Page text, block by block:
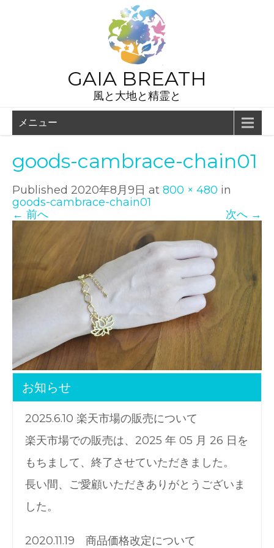
GAIA BREATH
風と大地と精霊と
メニュー
goods-cambrace-chain01
Published 2020年8月9日 at 800 × 480 in
goods-cambrace-chain01
← 前へ 次へ →
お知らせ
2025.6.10 楽天市場の販売について
楽天市場での販売は、2025 年 05 月 26 日を
もちまして、終了させていただきました。
長い間、ご愛顧いただきありがとうございま
した。
2020.11.19 商品価格改定について